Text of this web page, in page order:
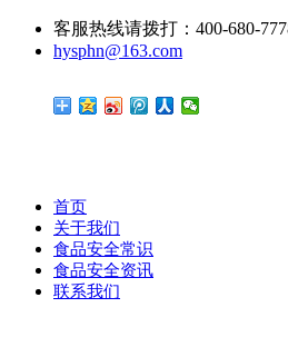
客服热线请拨打：400-680-
hysphn@163.com
首页
关于我们
食品安全常识
食品安全资讯
联系我们